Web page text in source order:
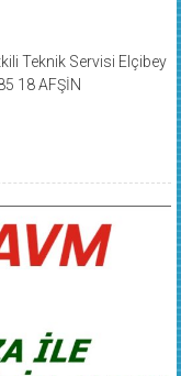
Teknik Servisi Elçibey
18 AFŞİN